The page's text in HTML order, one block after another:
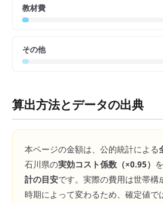
教材費
その他
算出方法とデータの出典
本ページの金額は、公的統計による
石川県の実効コスト係数（×0.95）
計の目安です。実際の費用は世帯構
時期によって変わるため、確定値で